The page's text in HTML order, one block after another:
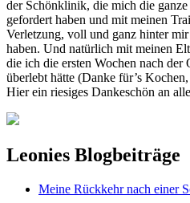
der Schönklinik, die mich die
gefordert haben und mit meinen
Verletzung, voll und ganz hinter
haben. Und natürlich mit meinen
die ich die ersten Wochen nach der
überlebt hätte (Danke für’s
Hier ein riesiges Dankeschön an
Leonies Blogbeiträge
Meine Rückkehr nach einer